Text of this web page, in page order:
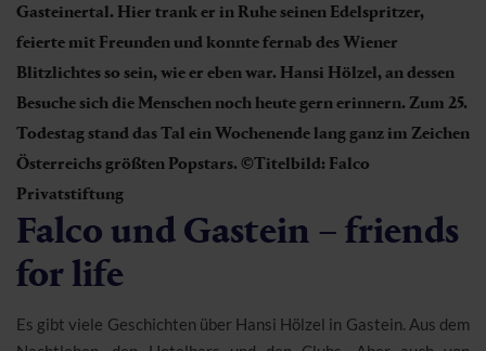
Gasteinertal. Hier trank er in Ruhe seinen Edelspritzer,
feierte mit Freunden und konnte fernab des Wiener
Blitzlichtes so sein, wie er eben war. Hansi Hölzel, an dessen
Besuche sich die Menschen noch heute gern erinnern. Zum 25.
Todestag stand das Tal ein Wochenende lang ganz im Zeichen
Österreichs größten Popstars. ©Titelbild: Falco
Privatstiftung
Falco und Gastein – friends
for life
Es gibt viele Geschichten über Hansi Hölzel in Gastein. Aus dem